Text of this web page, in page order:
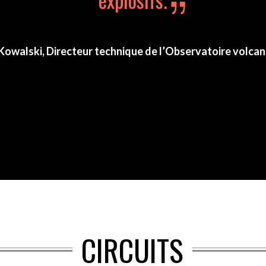
Directeur technique de l’Observatoire
CIRCUITS